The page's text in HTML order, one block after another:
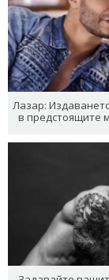
Лазар:
в предстоящите